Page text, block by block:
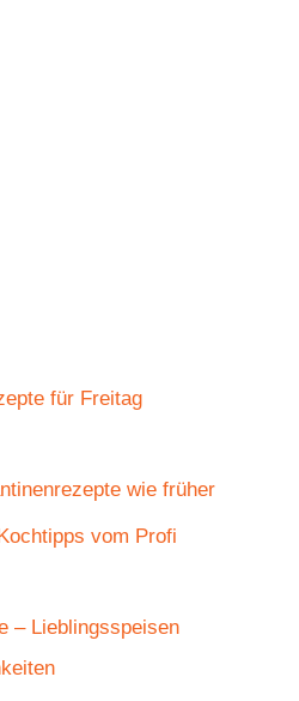
für Freitag
wie früher
vom Profi
– Lieblingsspeisen